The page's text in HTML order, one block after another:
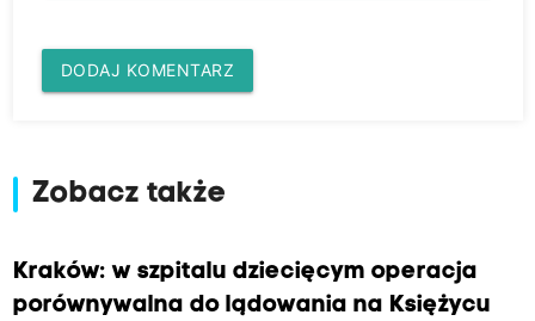
DODAJ KOMENTARZ
Zobacz także
Kraków: w szpitalu dziecięcym operacja
porównywalna do lądowania na Księżycu